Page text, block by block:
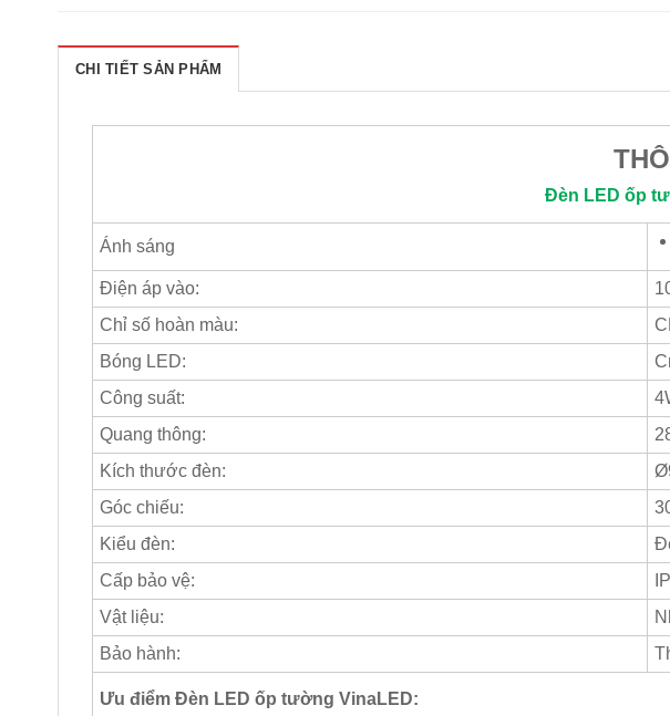
CHI TIẾT SẢN PHẨM
Đèn LED ốp
Ánh sáng
Điện áp vào:
Chỉ số hoàn màu:
Bóng LED:
Công suất:
Quang thông:
Kích thước đèn:
Góc chiếu:
Kiểu đèn:
Cấp bảo vệ:
Vật liệu:
Bảo hành:
Ưu điểm Đèn LED ốp tường VinaLED: